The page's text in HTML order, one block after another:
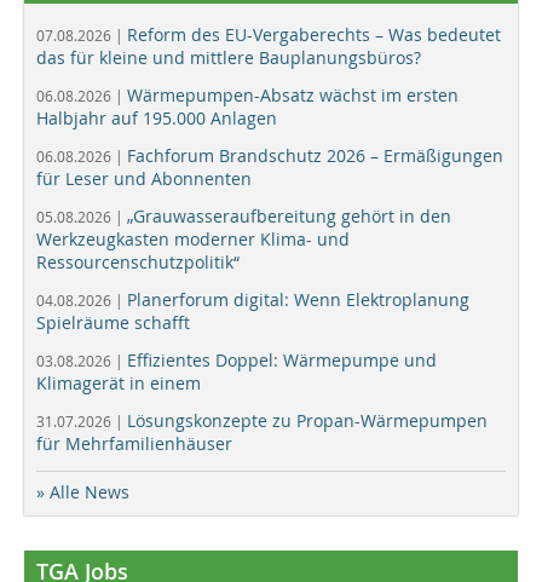
07.08.2026 | Reform des EU-Vergaberechts – Was bedeutet
das für kleine und mittlere Bauplanungsbüros?
06.08.2026 | Wärmepumpen-Absatz wächst im ersten
Halbjahr auf 195.000 Anlagen
06.08.2026 | Fachforum Brandschutz 2026 – Ermäßigungen
für Leser und Abonnenten
05.08.2026 | „Grauwasseraufbereitung gehört in den
Werkzeugkasten moderner Klima- und
Ressourcenschutzpolitik“
04.08.2026 | Planerforum digital: Wenn Elektroplanung
Spielräume schafft
03.08.2026 | Effizientes Doppel: Wärmepumpe und
Klimagerät in einem
31.07.2026 | Lösungskonzepte zu Propan-Wärmepumpen
für Mehrfamilienhäuser
» Alle News
TGA Jobs